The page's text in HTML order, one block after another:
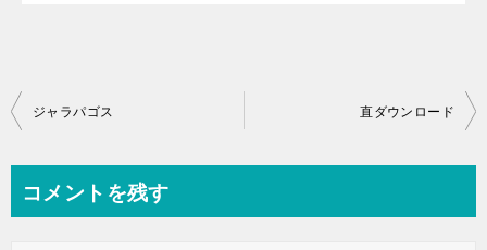
投
ビ
ジャラパゴス 直ダウンロード
コメントを残す